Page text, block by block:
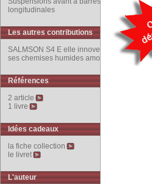
longitudinales
Les autres contributions
SALMSON S4 E elle innove par son
ses chemises humides amovibles.
Références
2 article
1 livre
Idées cadeaux
la fiche collection
le livret
L'auteur